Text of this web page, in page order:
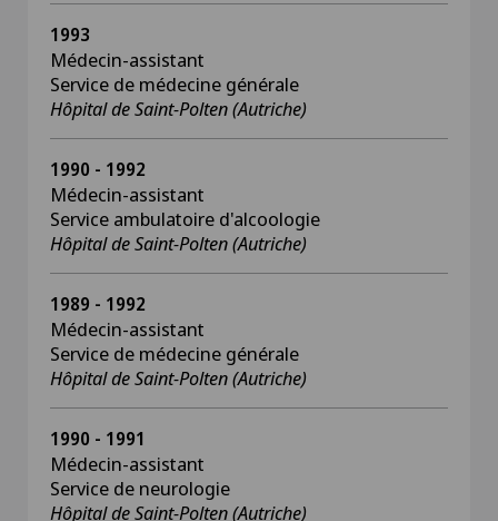
1993
Médecin-assistant
Service de médecine générale
Hôpital de Saint-Polten (Autriche)
1990 - 1992
Médecin-assistant
Service ambulatoire d'alcoologie
Hôpital de Saint-Polten (Autriche)
1989 - 1992
Médecin-assistant
Service de médecine générale
Hôpital de Saint-Polten (Autriche)
1990 - 1991
Médecin-assistant
Service de neurologie
Hôpital de Saint-Polten (Autriche)